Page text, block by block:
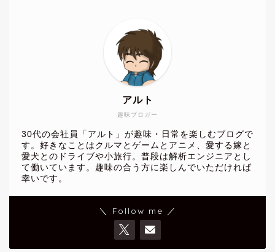
趣味ブロガー
アルト
30代の会社員「アルト」が趣味・日常を楽しむブログで
す。好きなことはクルマとゲームとアニメ、愛する嫁と
愛犬とのドライブや小旅行。普段は解析エンジニアとし
て働いています。趣味の合う方に楽しんでいただければ
幸いです。
＼ Follow me ／